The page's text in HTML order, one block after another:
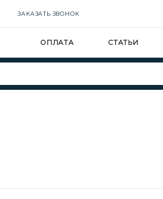
ЗАКАЗАТЬ ЗВОНОК
ОПЛАТА СТАТЬИ